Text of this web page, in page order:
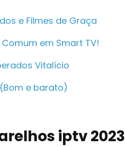
e Filmes de Graça
em Smart TV!
Vitalício
e barato)
iptv 2023